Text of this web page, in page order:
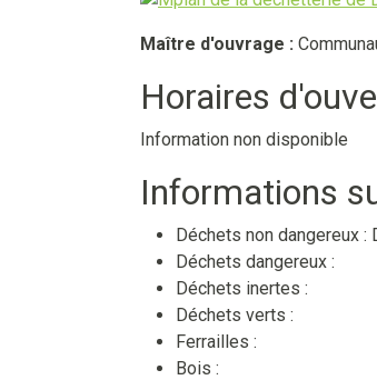
Maître d'ouvrage :
Horaires
Information non disponible
Informations
Déchets non dangereux :
Déchets dangereux :
Déchets inertes :
Déchets verts :
Ferrailles :
Bois :